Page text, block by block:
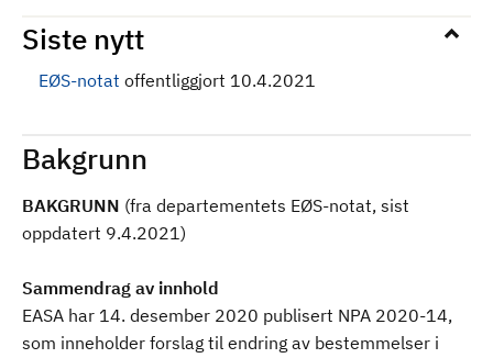
Siste nytt
EØS-notat offentliggjort 10.4.2021
Bakgrunn
BAKGRUNN (fra departementets EØS-notat, sist
oppdatert 9.4.2021)
Sammendrag av innhold
EASA har 14. desember 2020 publisert NPA 2020-14,
som inneholder forslag til endring av bestemmelser i